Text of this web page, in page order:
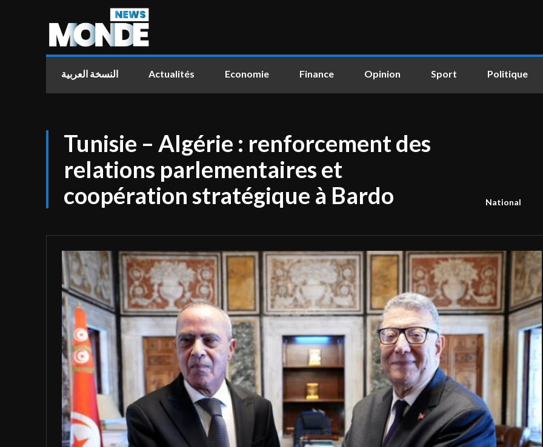
النسخة العربية Actualités Economie Finance Opinion Sport Politique
Tunisie – Algérie : renforcement des
relations parlementaires et
coopération stratégique à Bardo
National